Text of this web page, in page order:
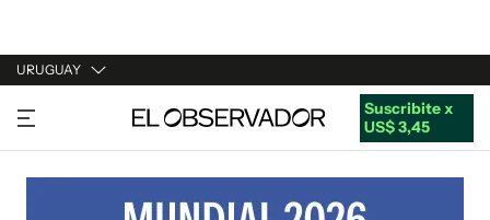
URUGUAY
URUGUAY
ARGENTINA
Suscribite x
US$ 3,45